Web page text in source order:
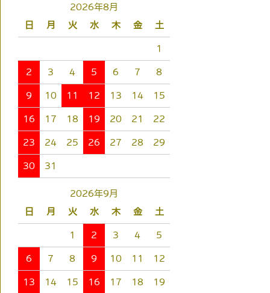
2026年8月
日
月 火 水 木 金 土
1
2 3 4 5 6 7 8
9 10 11 12 13 14 15
16 17 18 19 20 21 22
23 24 25 26 27 28 29
30 31
2026年9月
日
月 火 水 木 金 土
1 2 3 4 5
6 7 8 9 10 11 12
13 14 15 16 17 18 19